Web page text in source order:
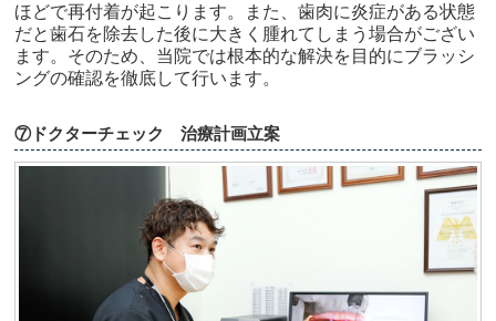
ほどで再付着が起こります。また、歯肉に炎症がある状態
だと歯石を除去した後に大きく腫れてしまう場合がござい
ます。そのため、当院では根本的な解決を目的にブラッシ
ングの確認を徹底して行います。
⑦ドクターチェック 治療計画立案